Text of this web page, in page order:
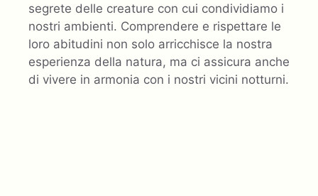
segrete delle creature con cui condividiamo i
nostri ambienti. Comprendere e rispettare le
loro abitudini non solo arricchisce la nostra
esperienza della natura, ma ci assicura anche
di vivere in armonia con i nostri vicini notturni.